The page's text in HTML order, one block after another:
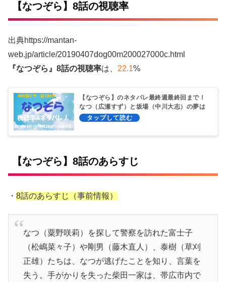
【なつぞら】8話の視聴率
出典https://mantan-
web.jp/article/20190407dog00m200027000c.html
『なつぞら』8話の視聴率は、 22.1%
【なつぞら】のネタバレ最終週最終回まで！
なつ（広瀬すず）と坂場（中川大志）の夢は
あの「火垂るの墓」！
【なつぞら】8話のあらすじ
・ 8話のあらすじ（事前情報）
なつ（粟野咲莉）を探して警察を訪れた富士子
（松嶋菜々子）や剛男（藤木直人）、泰樹（草刈
正雄）たちは、なつが逃げたことを知り、言葉を
失う。手がかりを失った柴田一家は、帯広市内で